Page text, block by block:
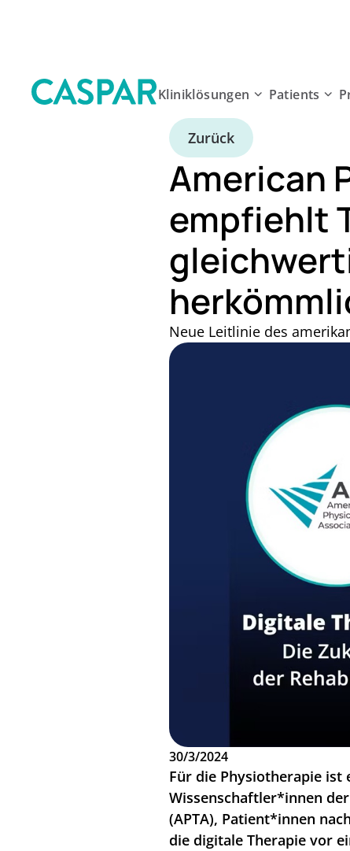
Kliniklösungen Patients
Zurück
American
empfiehlt
Neue Leitlinie des
30/3/2024
Für die Physiotherapie ist
Wissenschaftler*innen
(APTA), Patient*innen
die digitale Therapie vor